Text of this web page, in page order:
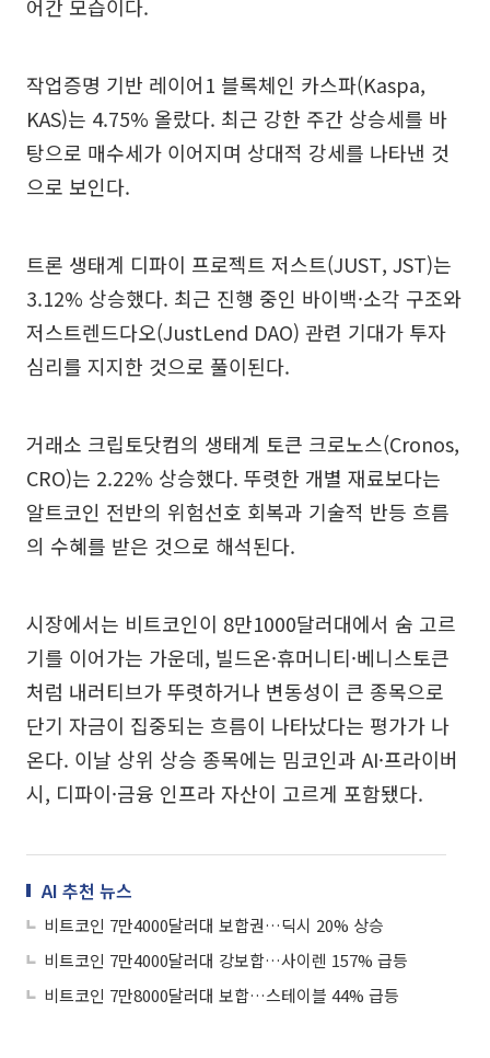
어간 모습이다.
작업증명 기반 레이어1 블록체인 카스파(Kaspa,
KAS)는 4.75% 올랐다. 최근 강한 주간 상승세를 바
탕으로 매수세가 이어지며 상대적 강세를 나타낸 것
으로 보인다.
트론 생태계 디파이 프로젝트 저스트(JUST, JST)는
3.12% 상승했다. 최근 진행 중인 바이백·소각 구조와
저스트렌드다오(JustLend DAO) 관련 기대가 투자
심리를 지지한 것으로 풀이된다.
거래소 크립토닷컴의 생태계 토큰 크로노스(Cronos,
CRO)는 2.22% 상승했다. 뚜렷한 개별 재료보다는
알트코인 전반의 위험선호 회복과 기술적 반등 흐름
의 수혜를 받은 것으로 해석된다.
시장에서는 비트코인이 8만1000달러대에서 숨 고르
기를 이어가는 가운데, 빌드온·휴머니티·베니스토큰
처럼 내러티브가 뚜렷하거나 변동성이 큰 종목으로
단기 자금이 집중되는 흐름이 나타났다는 평가가 나
온다. 이날 상위 상승 종목에는 밈코인과 AI·프라이버
시, 디파이·금융 인프라 자산이 고르게 포함됐다.
AI 추천 뉴스
비트코인 7만4000달러대 보합권…딕시 20% 상승
비트코인 7만4000달러대 강보합…사이렌 157% 급등
비트코인 7만8000달러대 보합…스테이블 44% 급등